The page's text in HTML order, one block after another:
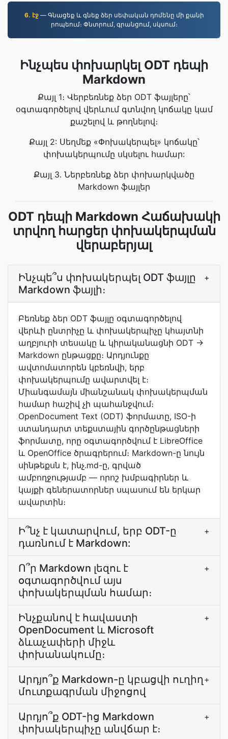
6. էջ— Գնացեք և գնեք ձեր սեփական դոմենը մի քանի
րոպեում։ Փնտրում, գրանցում, սկսում։
Ինչպես փոխարկել ODT դեպի
Markdown
Քայլ 1։ Վերբեռնեք ձեր ODT ֆայլերը՝
օգտագործելով վերևում գտնվող կոճակը կամ
քաշելով և թողնելով։
Քայլ 2: Սեղմեք «Փոխակերպել» կոճակը՝
փոխակերպումը սկսելու համար:
Քայլ 3. Ներբեռնեք ձեր փոխարկվածը
Markdown ֆայլեր
ODT դեպի Markdown Հաճախակի
տրվող հարցեր փոխակերպման
վերաբերյալ
Ինչպե՞ս փոխակերպել ODT ֆայլը
Markdown ֆայլի։
+
Բեռնեք ձեր ODT ֆայլը օգտագործելով
վերևի ընտրիչը և փոխակերպիչը կհայտնի
աղբյուրի տեսակը և կիրականացնի ODT →
Markdown ընթացքը։ Արդյունքը
ավտոմատորեն կբեռնվի, երբ
փոխակերպումը ավարտվել է։
Միանգամայն միանշանակ փոխակերպման
համար հաշիվ չի պահանջվում։
OpenDocument Text (ODT) ֆորմատը, ISO-ի
ստանդարտ տեքստային գործընթացների
ֆորմատը, որը օգտագործվում է LibreOffice
և OpenOffice ծրագրերում։ Markdown-ը նույն
սինթեքսն է, ինչ.md-ը, գրված
ամբողջությամբ — որոշ խմբագիրներ և
կայքի գեներատորներ սպասում են երկար
ավարտին։
Ի՞նչ է կատարվում, երբ ODT-ը
դառնում է Markdown:
+
Ո՞ր Markdown լեզու է
օգտագործվում այս
փոխակերպման համար։
+
Ինչքանով է հավաստի
OpenDocument և Microsoft
ձևաչափերի միջև
փոխանակումը։
+
Արդյո՞ք Markdown-ը կբացվի ուղիղ
մուտքագրման միջոցով
+
Արդյո՞ք ODT-ից Markdown
փոխակերպիչը անվճար է։
+